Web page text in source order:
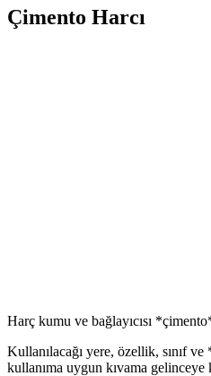
Çimento Harcı
Harç kumu ve bağlayıcısı
Kullanılacağı yere, özellik, sınıf
kullanıma uygun kıvama gelinceye